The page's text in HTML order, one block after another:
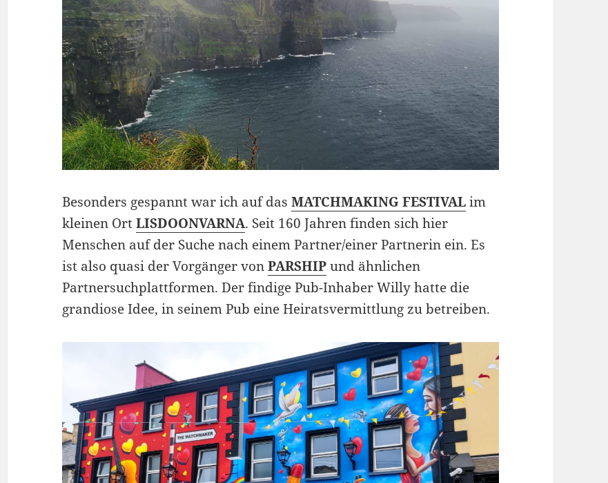
Besonders gespannt war ich auf dasMATCHMAKING FESTIVALim
kleinen OrtLISDOONVARNA. Seit 160 Jahren finden sich hier
Menschen auf der Suche nach einem Partner/einer Partnerin ein. Es
ist also quasi der Vorgänger vonPARSHIP und ähnlichen
Partnersuchplattformen. Der findige Pub-Inhaber Willy hatte die
grandiose Idee, in seinem Pub eine Heiratsvermittlung zu betreiben.